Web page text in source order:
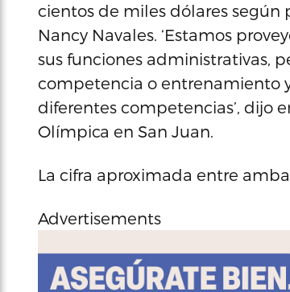
cientos de miles dólares según
Nancy Navales. ‘Estamos
sus funciones administrativas,
competencia o entrenamiento
diferentes competencias’, dijo
Olímpica en San Juan.
La cifra aproximada entre
Advertisements